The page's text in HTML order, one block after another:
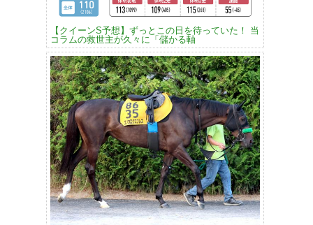
【クイーンS予想】ずっとこの日を待っていた！ 当
コラムの救世主が久々に「儲かる軸